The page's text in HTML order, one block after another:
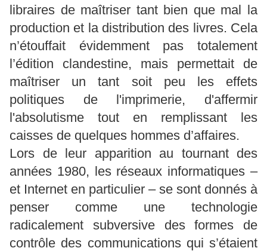
libraires de maîtriser tant bien que mal la
production et la distribution des livres. Cela
n’étouffait évidemment pas totalement
l’édition clandestine, mais permettait de
maîtriser un tant soit peu les effets
politiques de l'imprimerie, d'affermir
l'absolutisme tout en remplissant les
caisses de quelques hommes d’affaires.
Lors de leur apparition au tournant des
années 1980, les réseaux informatiques –
et Internet en particulier – se sont donnés à
penser comme une technologie
radicalement subversive des formes de
contrôle des communications qui s’étaient